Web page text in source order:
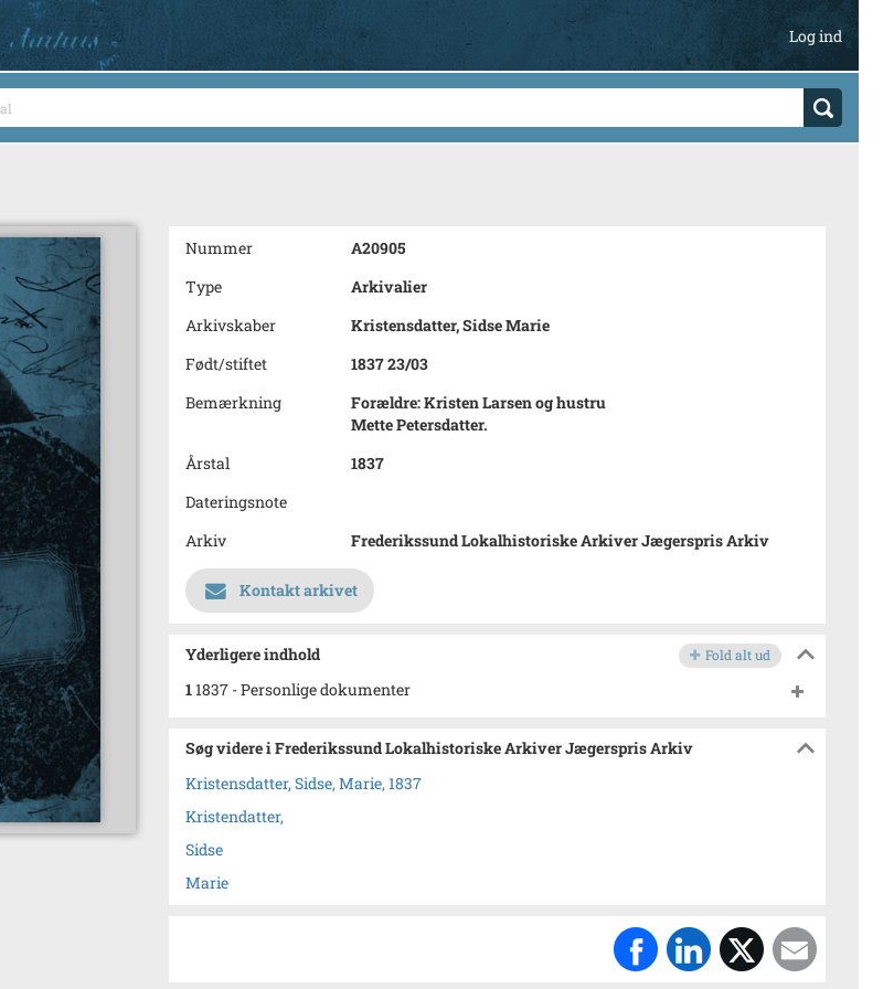
Log ind
Nummer
A20905
Type
Arkivalier
Arkivskaber
Kristensdatter, Sidse Marie
Født/stiftet
1837 23/03
Bemærkning
Forældre: Kristen Larsen og hustru
Mette Petersdatter.
Årstal
1837
Dateringsnote
Arkiv
Frederikssund Lokalhistoriske Arkiver Jægerspris Arkiv
Kontakt arkivet
Yderligere indhold Fold alt ud
11837 - Personlige dokumenter
Søg videre i Frederikssund Lokalhistoriske Arkiver Jægerspris Arkiv
Kristensdatter, Sidse, Marie, 1837
Kristendatter,
Sidse
Marie